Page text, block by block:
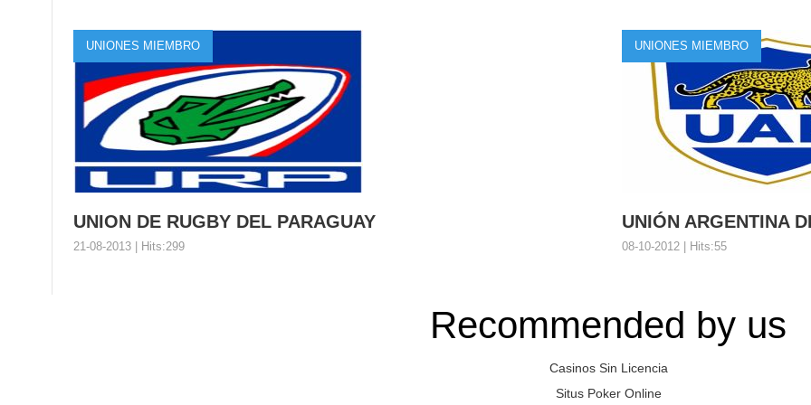
La cooperación es una parte
UNIONES MIEMBRO
UNION DE RUGBY DEL PARAGUAY
21-08-2013 | Hits:299
UNIONES MIEMBRO
UNIÓN ARGENTINA
08-10-2012 | Hits:55
UNIÓN ARGENTINA
Recommended by us
Casinos Sin Licencia
Situs Poker Online